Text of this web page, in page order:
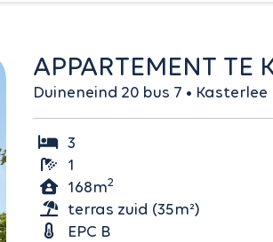
APPARTEMENT TE
Duineneind 20 bus 7 • Kasterlee
3
1
168m2
terras zuid (35m²)
EPC B